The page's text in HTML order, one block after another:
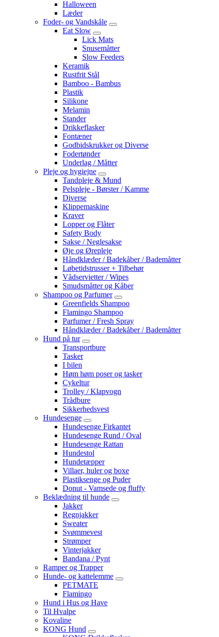
Halloween
Læder
Foder- og Vandskåle
Eat Slow
Lick Mats
Snusemåtter
Slow Feeders
Keramik
Rustfrit Stål
Bamboo - Bambus
Plastik
Silikone
Melamin
Stander
Drikkeflasker
Fontæner
Godbidskrukker og Diverse
Fodertønder
Underlag / Måtter
Pleje og hygiejne
Tandpleje & Mund
Pelspleje - Børster / Kamme
Diverse
Klippemaskine
Kraver
Lopper og Flåter
Safety Body
Sakse / Neglesakse
Øje og Ørepleje
Håndklæder / Badekåber / Bademåtter
Løbetidstrusser + Tilbehør
Vådservietter / Wipes
Smudsmåtter og Kåber
Shampoo og Parfumer
Greenfields Shampoo
Flamingo Shampoo
Parfumer / Fresh Spray
Håndklæder / Badekåber / Bademåtter
Hund på tur
Transportbure
Tasker
I bilen
Høm høm poser og tasker
Cykeltur
Trolley / Klapvogn
Trådbure
Sikkerhedsvest
Hundesenge
Hundesenge Firkantet
Hundesenge Rund / Oval
Hundesenge Rattan
Hundestol
Hundetæpper
Villaer, huler og boxe
Plastiksenge og Puder
Donut - Vamsede og fluffy
Beklædning til hunde
Jakker
Regnjakker
Sweater
Svømmevest
Strømper
Vinterjakker
Bandana / Pynt
Ramper og Trapper
Hunde- og kattelemme
PETMATE
Flamingo
Hund i Hus og Have
Til Hvalpe
Kovaline
KONG Hund